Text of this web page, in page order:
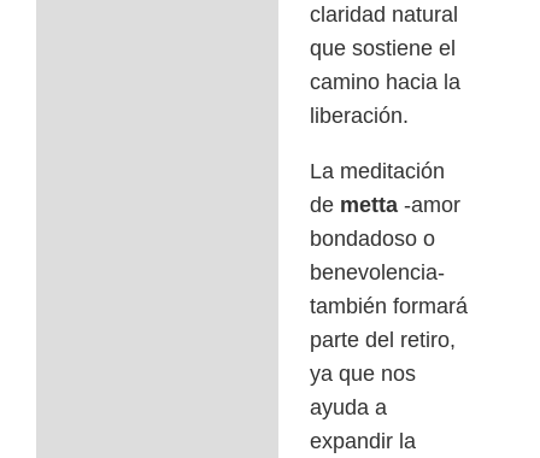
claridad natural
que sostiene el
camino hacia la
liberación.
La meditación
de metta -amor
bondadoso o
benevolencia-
también formará
parte del retiro,
ya que nos
ayuda a
expandir la